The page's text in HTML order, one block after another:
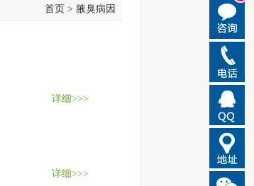
首页 > 腋臭病因
详细>>>
详细>>>